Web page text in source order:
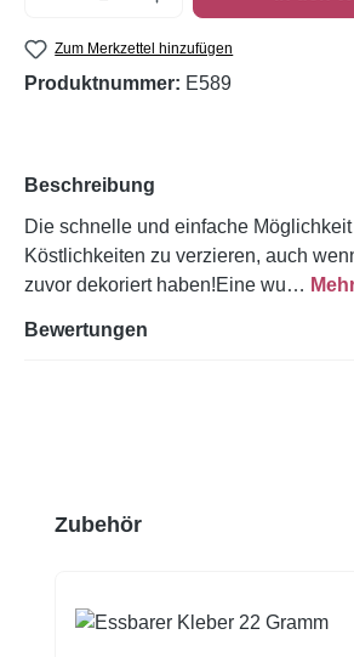
Zum Merkzettel hinzufügen
Produktnummer: E589
Beschreibung
Die schnelle und einfache
Köstlichkeiten zu verzieren, auch
zuvor dekoriert haben!Eine wu…
Bewertungen
Produktgalerie überspringen
Zubehör